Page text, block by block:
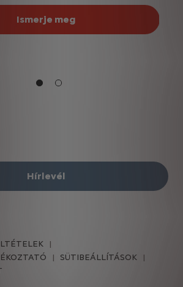
Ismerje meg
Hírlevél
SÜTIBEÁLLÍTÁSOK